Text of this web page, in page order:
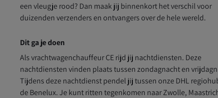
een vleugje rood? Dan maak jij binnenkort het verschil voor
duizenden verzenders en ontvangers over de hele wereld.
Dit ga je doen
Als vrachtwagenchauffeur CE rijd jij nachtdiensten. Deze
nachtdiensten vinden plaats tussen zondagnacht en
Tijdens deze nachtdienst pendel jij tussen onze DHL
de Benelux. Je kunt ritten tegenkomen naar Zwolle,